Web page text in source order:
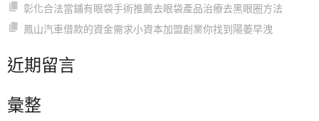
彰化合法當鋪有眼袋手術推薦去眼袋產品治療去黑眼圈方法
鳳山汽車借款的資金需求小資本加盟創業你找到陽萎早洩
近期留言
彙整